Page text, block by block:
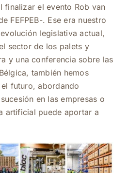
finalizar el evento Rob van
FEFPEB-. Ese era nuestro
legislativa actual,
sector de los palets y
y una conferencia sobre las
también hemos
futuro, abordando
en las empresas o
artificial puede aportar a